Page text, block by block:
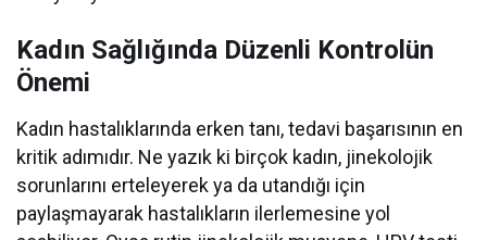
Kadın Sağlığında Düzenli Kontrolün
Önemi
Kadın hastalıklarında erken tanı, tedavi başarısının en
kritik adımıdır. Ne yazık ki birçok kadın, jinekolojik
sorunlarını erteleyerek ya da utandığı için
paylaşmayarak hastalıkların ilerlemesine yol